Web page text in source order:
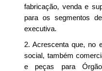
fabricação, venda e
para os segmentos
executiva.
2. Acrescenta que, no
social, também
e peças para